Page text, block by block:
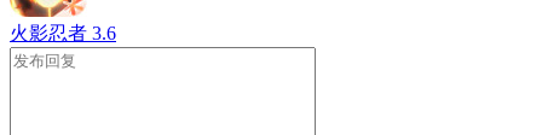
火影忍者 3.6